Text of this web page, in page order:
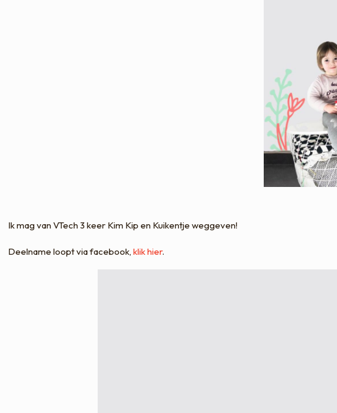
Ik mag van VTech 3 keer Kim Kip en Kuikentje weggeven!
Deelname loopt via facebook,klik hier.